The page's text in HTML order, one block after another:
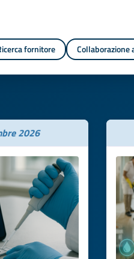
fornitore Collaborazione
2026